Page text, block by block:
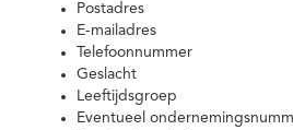
Postadres
E-mailadres
Telefoonnummer
Geslacht
Leeftijdsgroep
Eventueel